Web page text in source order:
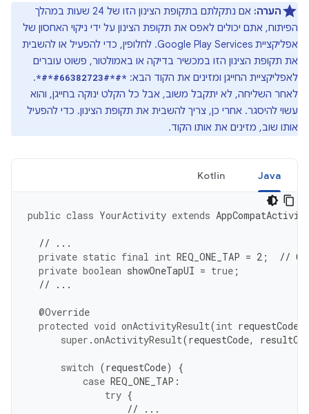
הערה:
אם נתקלתם בתקופת הצינון הזו של 24 שעות במהלך
הפיתוח, אתם יכולים לאפס את תקופת הצינון על ידי ניקוי האחסון של
אפליקציית Google Play Services. לחלופין, כדי להפעיל או להשבית
את תקופת הצינון הזו במכשיר בדיקה או באמולטור, פשוט עוברים
לאפליקציית החייגן ומזינים את הקוד הבא: *#*#66382723#*#*
.
לאחר השליחה, לא יתקבל משוב, אבל כל הקלט ינוקה בחייגן, והוא
עשוי להיסגר. אחרי כן, צריך להשבית את תקופת הצינון. כדי להפעיל
אותו שוב, מזינים את אותו הקוד.
Java
Kotlin
public class YourActivity extends
// ...
private static final int REQ_ONE_TAP = 2 ;
//
private boolean showOneTapUI = true ;
// ...
@Override
protected void onActivityResult(int requestCode
super .onActivityResult(requestCode,
switch (requestCode)
{
case REQ_ONE_TAP :
try {
// ...